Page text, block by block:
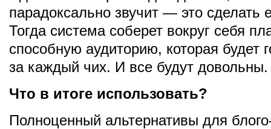
парадоксально звучит — это сделать
Тогда система соберет вокруг себя
способную аудиторию, которая будет
за каждый чих. И все будут довольны.
Что в итоге использовать?
Полноценный альтернативы для